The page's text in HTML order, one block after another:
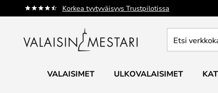
Korkea tyytyväisyys Trustpilotissa
Skip
to
verkkokaupan
VALAISIMET ULKOVALAISIMET